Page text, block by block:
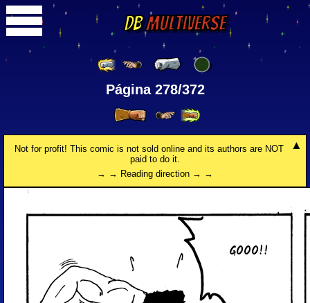
DBMultiverse
Página 278/372
Not for profit! This comic is not sold online and its authors are NOT
paid to do it.
→ → Reading direction → →
GOOO!!